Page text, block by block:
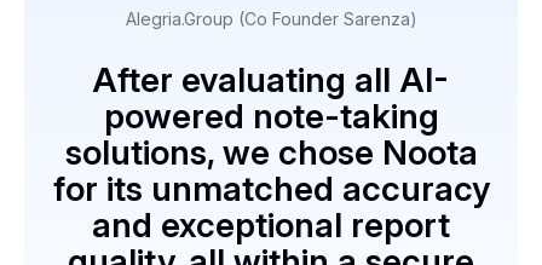
Alegria.Group (Co Founder Sarenza)
After evaluating all AI-
powered note-taking
solutions, we chose Noota
for its unmatched accuracy
and exceptional report